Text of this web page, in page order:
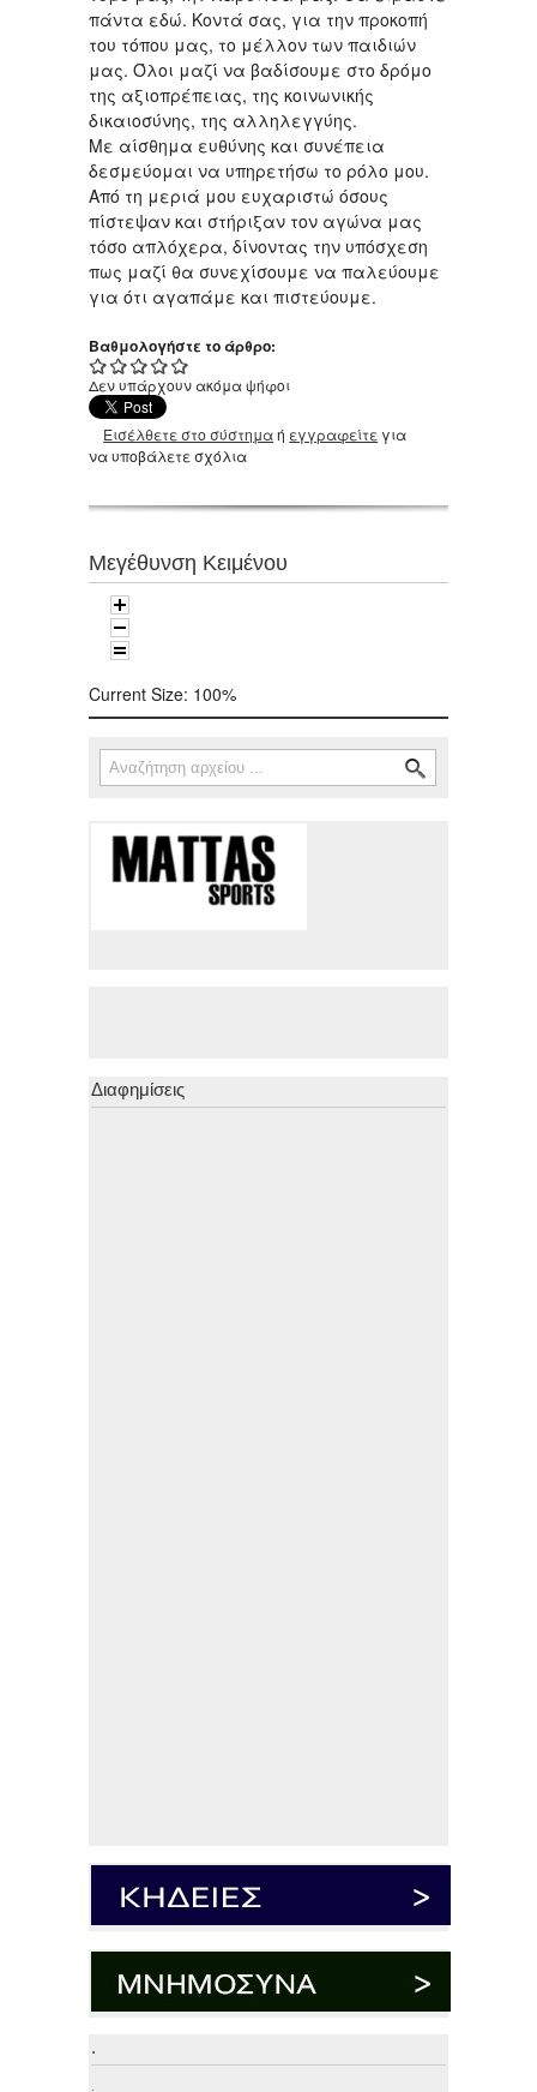
πάντα εδώ. Κοντά σας, για την προκοπή
του τόπου μας, το μέλλον των παιδιών
μας. Όλοι μαζί να βαδίσουμε στο δρόμο
της αξιοπρέπειας, της κοινωνικής
δικαιοσύνης, της αλληλεγγύης.
Με αίσθημα ευθύνης και συνέπεια
δεσμεύομαι να υπηρετήσω το ρόλο μου.
Από τη μεριά μου ευχαριστώ όσους
πίστεψαν και στήριξαν τον αγώνα μας
τόσο απλόχερα, δίνοντας την υπόσχεση
πως μαζί θα συνεχίσουμε να παλεύουμε
για ότι αγαπάμε και πιστεύουμε.
Βαθμολογήστε το άρθρο:
Δεν υπάρχουν ακόμα ψήφοι
Εισέλθετε στο σύστημαή εγγραφείτε για
να υποβάλετε σχόλια
Μεγέθυνση Κειμένου
Current Size: 100%
Φόρμα αναζήτησης
Αναζήτηση
Διαφημίσεις
.
.